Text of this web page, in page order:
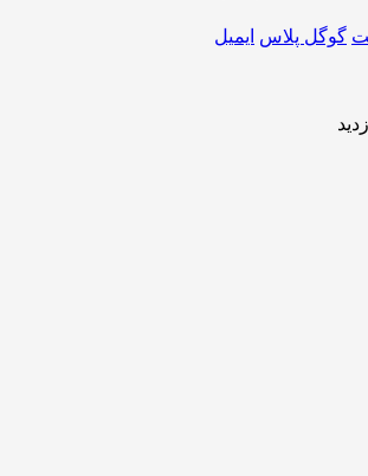
گوگل‌ پلاس ایمیل